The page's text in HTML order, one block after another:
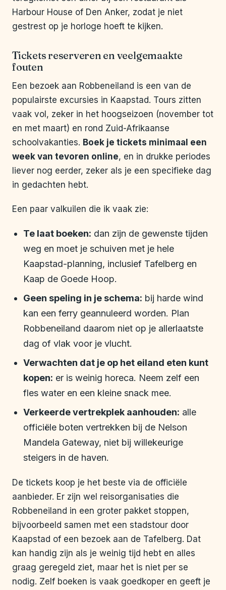
Harbour House of Den Anker, zodat je niet
gestrest op je horloge hoeft te kijken.
Tickets reserveren en veelgemaakte
fouten
Een bezoek aan Robbeneiland is een van de
populairste excursies in Kaapstad. Tours zitten
vaak vol, zeker in het hoogseizoen (november tot
en met maart) en rond Zuid-Afrikaanse
schoolvakanties. Boek je tickets minimaal een
week van tevoren online, en in drukke periodes
liever nog eerder, zeker als je een specifieke dag
in gedachten hebt.
Een paar valkuilen die ik vaak zie:
Te laat boeken: dan zijn de gewenste tijden
weg en moet je schuiven met je hele
Kaapstad-planning, inclusief Tafelberg en
Kaap de Goede Hoop.
Geen speling in je schema: bij harde wind
kan een ferry geannuleerd worden. Plan
Robbeneiland daarom niet op je allerlaatste
dag of vlak voor je vlucht.
Verwachten dat je op het eiland eten kunt
kopen: er is weinig horeca. Neem zelf een
fles water en een kleine snack mee.
Verkeerde vertrekplek aanhouden: alle
officiële boten vertrekken bij de Nelson
Mandela Gateway, niet bij willekeurige
steigers in de haven.
De tickets koop je het beste via de officiële
aanbieder. Er zijn wel reisorganisaties die
Robbeneiland in een groter pakket stoppen,
bijvoorbeeld samen met een stadstour door
Kaapstad of een bezoek aan de Tafelberg. Dat
kan handig zijn als je weinig tijd hebt en alles
graag geregeld ziet, maar het is niet per se
nodig. Zelf boeken is vaak goedkoper en geeft je